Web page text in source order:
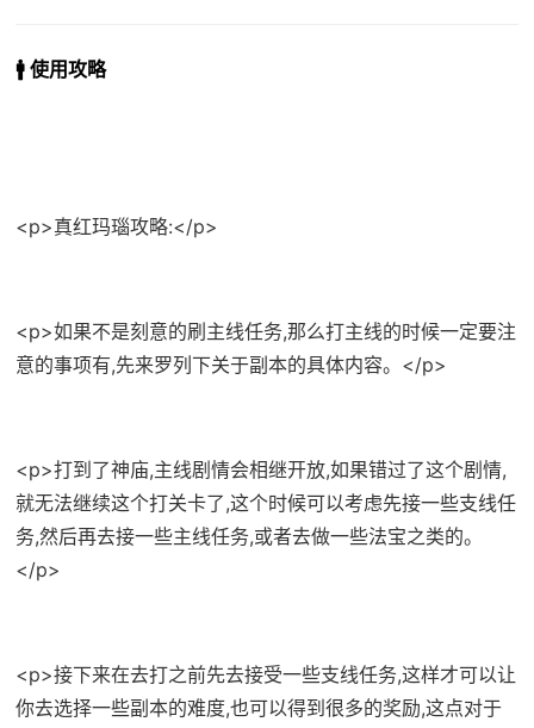
🚹 使用攻略
<p>真红玛瑙攻略:</p>
<p>如果不是刻意的刷主线任务,那么打主线的时候一定要注
意的事项有,先来罗列下关于副本的具体内容。</p>
<p>打到了神庙,主线剧情会相继开放,如果错过了这个剧情,
就无法继续这个打关卡了,这个时候可以考虑先接一些支线任
务,然后再去接一些主线任务,或者去做一些法宝之类的。
</p>
<p>接下来在去打之前先去接受一些支线任务,这样才可以让
你去选择一些副本的难度,也可以得到很多的奖励,这点对于